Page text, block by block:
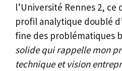
l’Université Rennes 2, ce
profil analytique doublé
fine des problématiques
solide qui rappelle mon
technique et vision